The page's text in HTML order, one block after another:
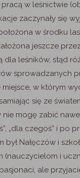
pracą w leśnictwie
zaczynały się
w środku
jeszcze
dla leśników, stąd
sprowadzanych
w którym
się ze
nie mogę zabić
„dla czegoś” i po
był Nałęczów i
(nauczycielom i
ale